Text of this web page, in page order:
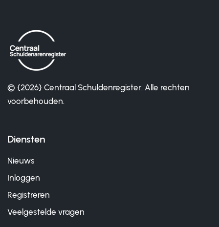
© {2026} Centraal Schuldenregister. Alle rechten
voorbehouden.
Diensten
Nieuws
Inloggen
Registreren
Veelgestelde vragen